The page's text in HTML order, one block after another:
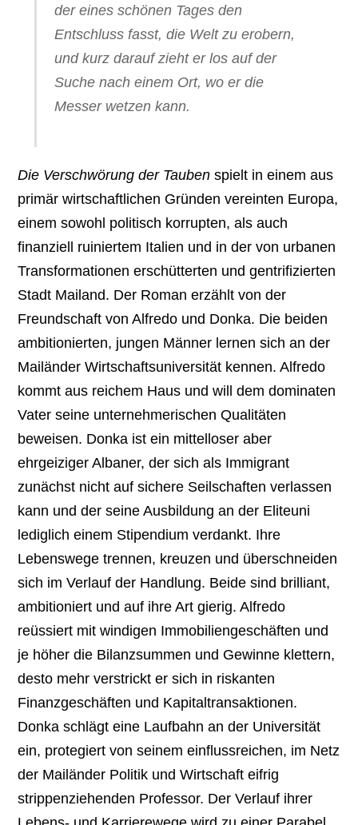
der eines schönen Tages den
Entschluss fasst, die Welt zu erobern,
und kurz darauf zieht er los auf der
Suche nach einem Ort, wo er die
Messer wetzen kann.
Die Verschwörung der Taubenspielt in einem aus
primär wirtschaftlichen Gründen vereinten Europa,
einem sowohl politisch korrupten, als auch
finanziell ruiniertem Italien und in der von urbanen
Transformationen erschütterten und gentrifizierten
Stadt Mailand. Der Roman erzählt von der
Freundschaft von Alfredo und Donka. Die beiden
ambitionierten, jungen Männer lernen sich an der
Mailänder Wirtschaftsuniversität kennen. Alfredo
kommt aus reichem Haus und will dem dominaten
Vater seine unternehmerischen Qualitäten
beweisen. Donka ist ein mittelloser aber
ehrgeiziger Albaner, der sich als Immigrant
zunächst nicht auf sichere Seilschaften verlassen
kann und der seine Ausbildung an der Eliteuni
lediglich einem Stipendium verdankt. Ihre
Lebenswege trennen, kreuzen und überschneiden
sich im Verlauf der Handlung. Beide sind brilliant,
ambitioniert und auf ihre Art gierig. Alfredo
reüssiert mit windigen Immobiliengeschäften und
je höher die Bilanzsummen und Gewinne klettern,
desto mehr verstrickt er sich in riskanten
Finanzgeschäften und Kapitaltransaktionen.
Donka schlägt eine Laufbahn an der Universität
ein, protegiert von seinem einflussreichen, im Netz
der Mailänder Politik und Wirtschaft eifrig
strippenziehenden Professor. Der Verlauf ihrer